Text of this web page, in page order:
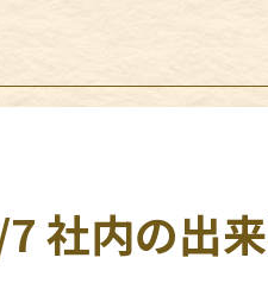
社内の出